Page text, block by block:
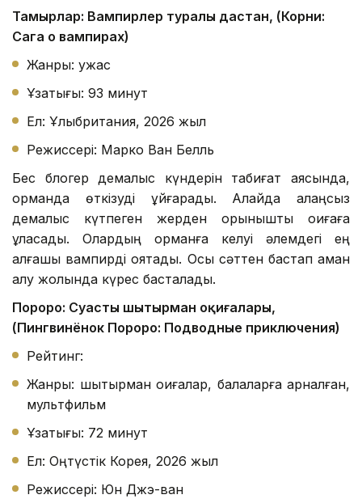
Тамырлар: Вампирлер туралы дастан, (Корни:
Сага о вампирах)
Жанры: ужас
Ұзақтығы: 93 минут
Ел: Ұлыбритания, 2026 жыл
Режиссері: Марко Ван Белль
Бес блогер демалыс күндерін табиғат аясында,
орманда өткізуді ұйғарады. Алайда алаңсыз
демалыс күтпеген жерден қорқынышты оқиғаға
ұласады. Олардың орманға келуі әлемдегі ең
алғашқы вампирді оятады. Осы сәттен бастап аман
қалу жолында күрес басталады.
Пороро: Суасты шытырман оқиғалары,
(Пингвинёнок Пороро: Подводные приключения)
Рейтинг:
Жанры: шытырман оқиғалар, балаларға арналған,
мультфильм
Ұзақтығы: 72 минут
Ел: Оңтүстік Корея, 2026 жыл
Режиссері: Юн Джэ-ван